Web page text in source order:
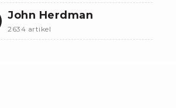
John Herdman
2634 artikel